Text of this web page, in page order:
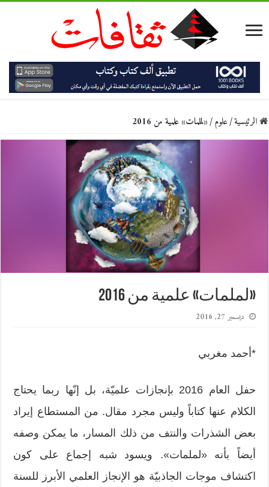
الرئيسية/علوم/«لملمات» علمية من 2016
«لملمات» علمية من 2016
ديسمبر 27, 2016
*أحمد مغربي
حفل العام 2016 بإنجازات علميّة، بل إنّها ربما يحتاج
الكلام عنها كتاباً وليس مجرد مقال. من المستطاع إيراد
بعض الشذرات والنتف من ذلك المسار، ما يمكن وصفه
أيضاً بأنه «لملمات». ويسود شبه إجماع على كون
اكتشاف موجات الجاذبيّة هو الإنجاز العلمي الأبرز للسنة